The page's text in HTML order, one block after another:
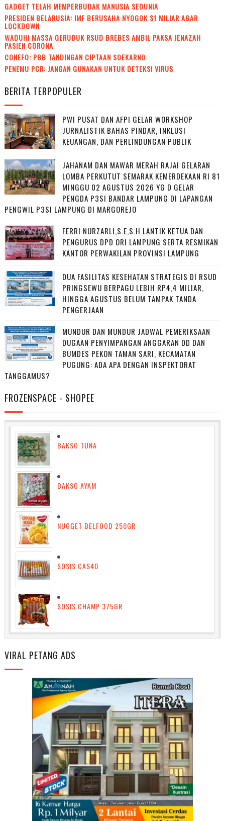
GADGET TELAH MEMPERBUDAK MANUSIA SEDUNIA
PRESIDEN BELARUSIA: IMF BERUSAHA NYOGOK $1 MILIAR AGAR
LOCKDOWN
WADUH! MASSA GERUDUK RSUD BREBES AMBIL PAKSA JENAZAH
PASIEN CORONA
CONEFO: PBB TANDINGAN CIPTAAN SOEKARNO
PENEMU PCR: JANGAN GUNAKAN UNTUK DETEKSI VIRUS
BERITA TERPOPULER
PWI PUSAT DAN AFPI GELAR WORKSHOP
JURNALISTIK BAHAS PINDAR, INKLUSI
KEUANGAN, DAN PERLINDUNGAN PUBLIK
JAHANAM DAN MAWAR MERAH RAJAI GELARAN
LOMBA PERKUTUT SEMARAK KEMERDEKAAN RI 81
MINGGU 02 AGUSTUS 2026 YG D GELAR
PENGDA P3SI BANDAR LAMPUNG DI LAPANGAN
PENGWIL P3SI LAMPUNG DI MARGOREJO
FERRI NURZARLI,S.E,S.H LANTIK KETUA DAN
PENGURUS DPD ORI LAMPUNG SERTA RESMIKAN
KANTOR PERWAKILAN PROVINSI LAMPUNG
DUA FASILITAS KESEHATAN STRATEGIS DI RSUD
PRINGSEWU BERPAGU LEBIH RP4,4 MILIAR,
HINGGA AGUSTUS BELUM TAMPAK TANDA
PENGERJAAN
MUNDUR DAN MUNDUR JADWAL PEMERIKSAAN
DUGAAN PENYIMPANGAN ANGGARAN DD DAN
BUMDES PEKON TAMAN SARI, KECAMATAN
PUGUNG: ADA APA DENGAN INSPEKTORAT
TANGGAMUS?
FROZENSPACE - SHOPEE
BAKSO TUNA
BAKSO AYAM
NUGGET BELFOOD 250GR
SOSIS CAS40
SOSIS CHAMP 375GR
VIRAL PETANG ADS